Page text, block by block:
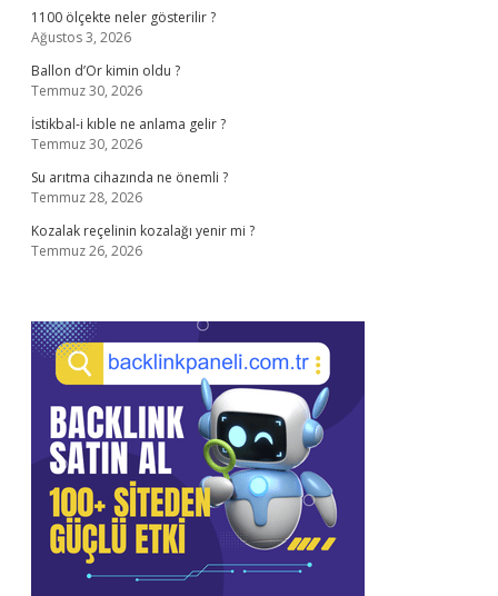
1100 ölçekte neler gösterilir ?
Ağustos 3, 2026
Ballon d’Or kimin oldu ?
Temmuz 30, 2026
İstikbal-i kıble ne anlama gelir ?
Temmuz 30, 2026
Su arıtma cihazında ne önemli ?
Temmuz 28, 2026
Kozalak reçelinin kozalağı yenir mi ?
Temmuz 26, 2026